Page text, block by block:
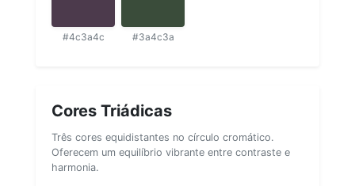
#4c3a4c #3a4c3a
Cores Triádicas
Três cores equidistantes no círculo cromático.
Oferecem um equilíbrio vibrante entre contraste e
harmonia.